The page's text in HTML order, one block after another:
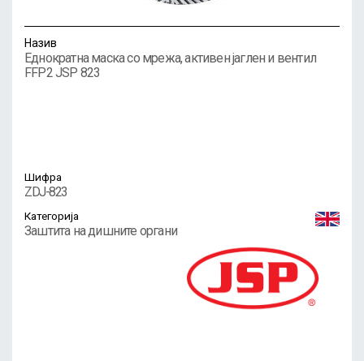
Назив
Еднократна маска со мрежа, активен јаглен и вентил
FFP2 JSP 823
Шифра
ZDJ-823
Категорија
Заштита на дишните органи